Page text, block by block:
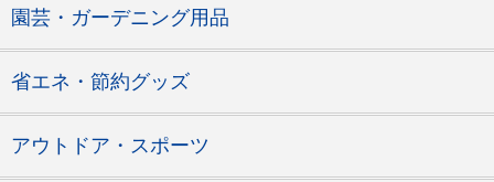
園芸・ガーデニング用品
省エネ・節約グッズ
アウトドア・スポーツ